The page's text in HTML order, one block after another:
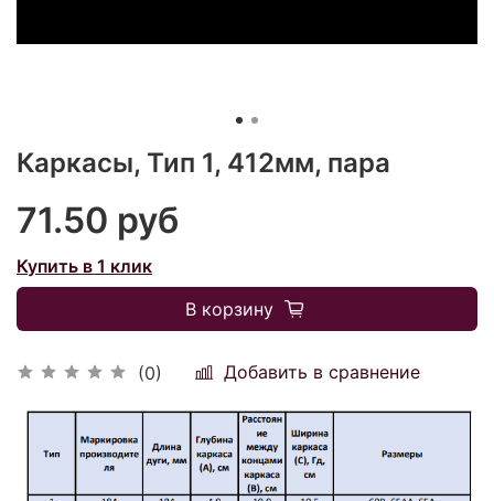
Каркасы, Тип 1, 412мм, пара
(0) Добавить в сравнение
71.50 руб
Купить в 1 клик
В корзину